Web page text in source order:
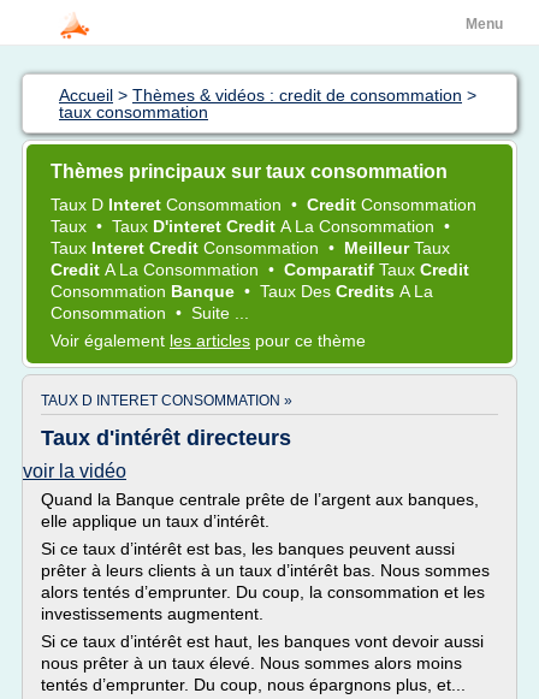
Menu
Accueil > Thèmes & vidéos : credit de consommation >
taux consommation
Thèmes principaux sur taux consommation
Taux D Interet Consommation • Credit Consommation
Taux • Taux D'interet Credit A La Consommation •
Taux Interet Credit Consommation • MeilleurTaux
Credit A La Consommation • Comparatif Taux Credit
Consommation Banque • Taux Des Credits A La
Consommation • Suite ...
Voir également les articles pour ce thème
TAUX D INTERET CONSOMMATION »
Taux d'intérêt directeurs
voir la vidéo
Quand la Banque centrale prête de l’argent aux banques,
elle applique un taux d’intérêt.
Si ce taux d’intérêt est bas, les banques peuvent aussi
prêter à leurs clients à un taux d’intérêt bas. Nous sommes
alors tentés d’emprunter. Du coup, la consommation et les
investissements augmentent.
Si ce taux d’intérêt est haut, les banques vont devoir aussi
nous prêter à un taux élevé. Nous sommes alors moins
tentés d’emprunter. Du coup, nous épargnons plus, et...